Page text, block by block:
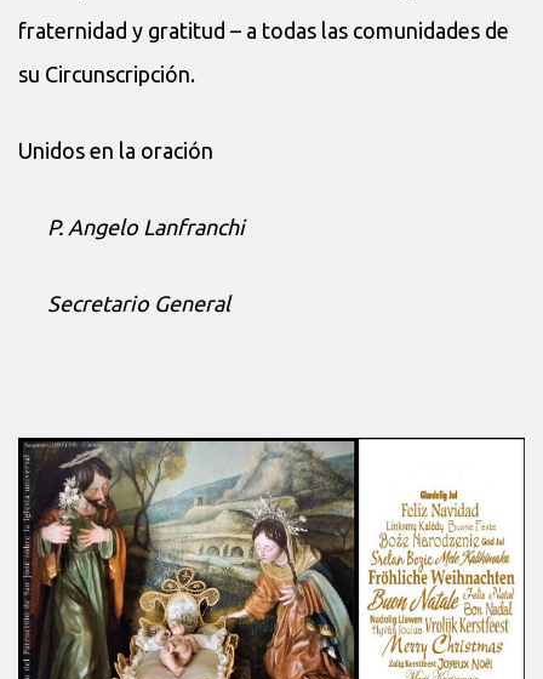
fraternidad y gratitud – a todas las comunidades de
su Circunscripción.
Unidos en la oración
P. Angelo Lanfranchi
Secretario General